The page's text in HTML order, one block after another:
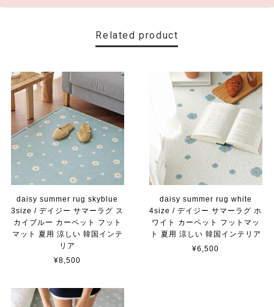
Related product
daisy summer rug skyblue
3size / デイジー サマーラグ ス
カイブルー カーペット フット
マット 夏用 涼しい 韓国インテ
リア
¥8,500
daisy summer rug white
4size / デイジー サマーラグ ホ
ワイト カーペット フットマッ
ト 夏用 涼しい 韓国インテリア
¥6,500